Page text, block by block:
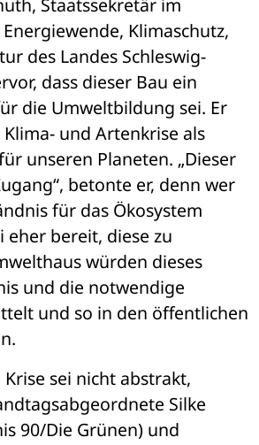
Staatssekretär im
Klimaschutz,
des Landes Schleswig-
dass dieser Bau ein
die Umweltbildung sei. Er
und Artenkrise als
unseren Planeten. „Dieser
betonte er, denn wer
für das Ökosystem
eher bereit, diese zu
würden dieses
und die notwendige
und so in den öffentlichen
sei nicht abstrakt,
Silke
90/Die Grünen) und